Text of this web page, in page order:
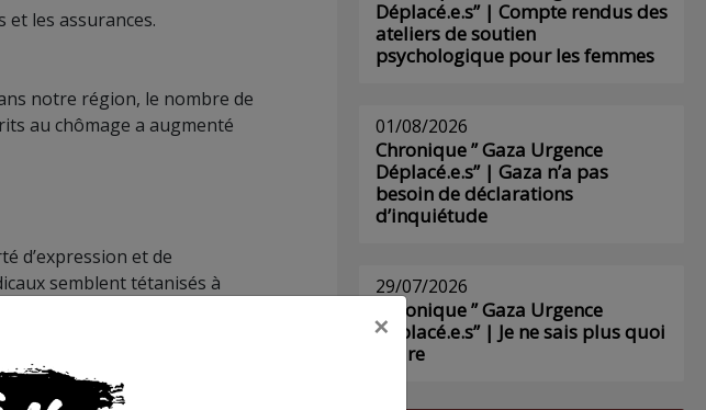
et les assurances.
notre région, le nombre de
au chômage a augmenté
d’expression et de
semblent tétanisés à
gouvernement.
fermés ces
au lieu de les faciliter.
Déplacé.e.s” | Compte rendus des
ateliers de soutien
psychologique pour les femmes
01/08/2026
Chronique ” Gaza Urgence
Déplacé.e.s” | Gaza n’a pas
besoin de déclarations
d’inquiétude
29/07/2026
Chronique ” Gaza Urgence
Déplacé.e.s” | Je ne sais plus quoi
écrire
×